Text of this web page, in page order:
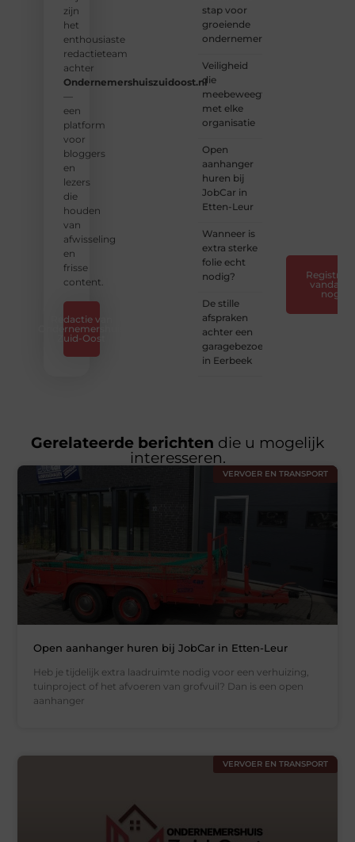
zijn
het
enthousiaste
redactieteam
achter
Ondernemershuiszuidoost.nl
—
een
platform
voor
bloggers
en
lezers
die
houden
van
afwisseling
en
frisse
content.
Redactie van
Ondernemershuis
Zuid-Oost
stap voor
groeiende
ondernemers
Veiligheid
die
meebeweegt
met elke
organisatie
Open
aanhanger
huren bij
JobCar in
Etten-Leur
Wanneer is
extra sterke
folie echt
nodig?
De stille
afspraken
achter een
garagebezoek
in Eerbeek
Registreer
vandaag
nog
Gerelateerde berichten die u mogelijk
interesseren.
VERVOER EN TRANSPORT
Open aanhanger huren bij JobCar in Etten-Leur
Heb je tijdelijk extra laadruimte nodig voor een verhuizing,
tuinproject of het afvoeren van grofvuil? Dan is een open
aanhanger
VERVOER EN TRANSPORT